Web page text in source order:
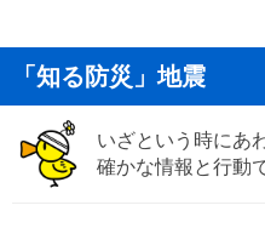
「知る防災」地震
いざという時にあ
確かな情報と行動